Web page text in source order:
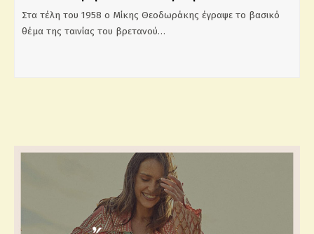
Στα τέλη του 1958 ο Μίκης Θεοδωράκης έγραψε το βασικό
θέμα της ταινίας του βρετανού…